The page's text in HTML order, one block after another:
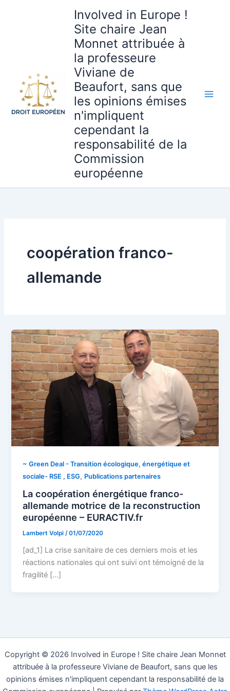
Involved in Europe !
Site chaire Jean
Monnet attribuée à
la professeure
Viviane de
Beaufort, sans que
les opinions émises
n'impliquent
cependant la
responsabilité de la
Commission
européenne
coopération franco-
allemande
~ Green Deal - Transition écologique, énergétique et
sociale- RSE , ESG, Publications partenaires
La coopération énergétique franco-
allemande motrice de la reconstruction
européenne – EURACTIV.fr
Lambert Volpi/01/07/2020
[ad_1] La crise sanitaire de ces derniers mois et les
réactions nationales qui ont suivi ont témoigné de la
fragilité […]
Copyright © 2026 Involved in Europe ! Site chaire Jean Monnet
attribuée à la professeure Viviane de Beaufort, sans que les
opinions émises n'impliquent cependant la responsabilité de la